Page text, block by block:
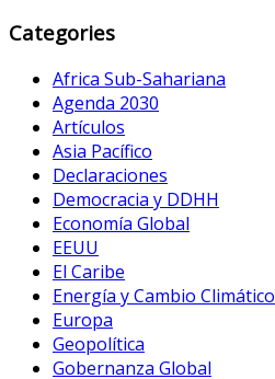
Categories
Africa Sub-Sahariana
Agenda 2030
Artículos
Asia Pacífico
Declaraciones
Democracia y DDHH
Economía Global
EEUU
El Caribe
Energía y Cambio Climático
Europa
Geopolítica
Gobernanza Global